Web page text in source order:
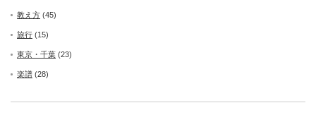
教え方 (45)
旅行 (15)
東京・千葉 (23)
楽譜 (28)